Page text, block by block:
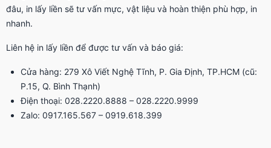
đâu, in lấy liền sẽ tư vấn mực, vật liệu và hoàn thiện phù hợp, in
nhanh.
Liên hệ in lấy liền để được tư vấn và báo giá:
Cửa hàng: 279 Xô Viết Nghệ Tĩnh, P. Gia Định, TP.HCM (cũ:
P.15, Q. Bình Thạnh)
Điện thoại: 028.2220.8888 – 028.2220.9999
Zalo: 0917.165.567 – 0919.618.399